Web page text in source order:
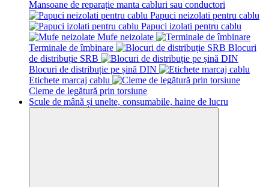
Mansoane de reparație manta cabluri sau conductori
Papuci neizolati pentru cablu
Papuci izolati pentru cablu
Mufe neizolate
Terminale de îmbinare
Blocuri
de distribuție SRB
Blocuri de distribuție pe șină DIN
Etichetе marcaj cablu
Cleme de legătură prin torsiune
Scule de mână și unelte, consumabile, haine de lucru